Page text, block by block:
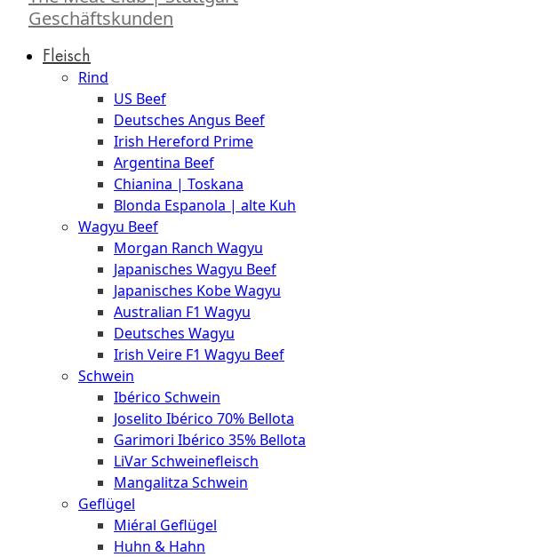
Geschäftskunden
Fleisch
Rind
US Beef
Deutsches Angus Beef
Irish Hereford Prime
Argentina Beef
Chianina | Toskana
Blonda Espanola | alte Kuh
Wagyu Beef
Morgan Ranch Wagyu
Japanisches Wagyu Beef
Japanisches Kobe Wagyu
Australian F1 Wagyu
Deutsches Wagyu
Irish Veire F1 Wagyu Beef
Schwein
Ibérico Schwein
Joselito Ibérico 70% Bellota
Garimori Ibérico 35% Bellota
LiVar Schweinefleisch
Mangalitza Schwein
Geflügel
Miéral Geflügel
Huhn & Hahn